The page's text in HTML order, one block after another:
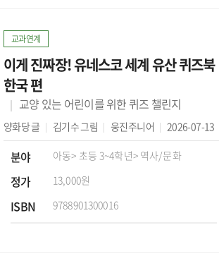
교과연계
이게 진짜장! 유네스코 세계 유산 퀴즈북
한국 편
교양 있는 어린이를 위한 퀴즈 챌린지
양화당글 김기수그림 웅진주니어 2026-07-13
분야 아동> 초등 3~4학년> 역사/문화
정가 13,000원
ISBN 9788901300016